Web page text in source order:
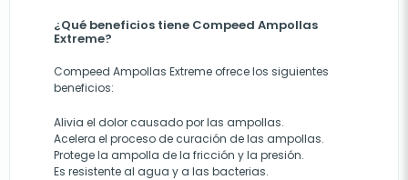
¿Qué beneficios tiene Compeed Ampollas
Extreme?
Compeed Ampollas Extreme ofrece los siguientes
beneficios:
Alivia el dolor causado por las ampollas.
Acelera el proceso de curación de las ampollas.
Protege la ampolla de la fricción y la presión.
Es resistente al agua y a las bacterias.